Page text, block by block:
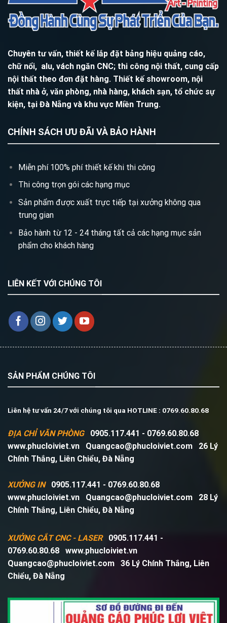
Chuyên tư vấn, thiết kế lắp đặt bảng hiệu quảng cáo,
chữ nổi, alu, vách ngăn CNC; thi công nội thất, cung cấp
nội thất theo đơn đặt hàng. Thiết kế showroom, nội
thất nhà ở, văn phòng, nhà hàng, khách sạn, tổ chức sự
kiện, tại Đà Nẵng và khu vực Miền Trung.
CHÍNH SÁCH ƯU ĐÃI VÀ BẢO HÀNH
Miễn phí 100% phí thiết kế khi thi công
Thi công trọn gói các hạng mục
Sản phẩm được xuất trực tiếp tại xưởng không qua
trung gian
Bảo hành từ 12 - 24 tháng tất cả các hạng mục sản
phẩm cho khách hàng
LIÊN KẾT VỚI CHÚNG TÔI
SẢN PHẨM CHÚNG TÔI
Liên hệ tư vấn 24/7 với chúng tôi qua HOTLINE : 0769.60.80.68
ĐỊA CHỈ VĂN PHÒNG
0905.117.441 - 0769.60.80.68
www.phucloiviet.vn
Quangcao@phucloiviet.com
26 Lý
Chính Thắng, Liên Chiểu, Đà Nẵng
XƯỞNG IN
0905.117.441 - 0769.60.80.68
www.phucloiviet.vn
Quangcao@phucloiviet.com
28 Lý
Chính Thắng, Liên Chiểu, Đà Nẵng
XƯỞNG CẮT CNC - LASER
0905.117.441 -
0769.60.80.68
www.phucloiviet.vn
Quangcao@phucloiviet.com
36 Lý Chính Thắng, Liên
Chiểu, Đà Nẵng